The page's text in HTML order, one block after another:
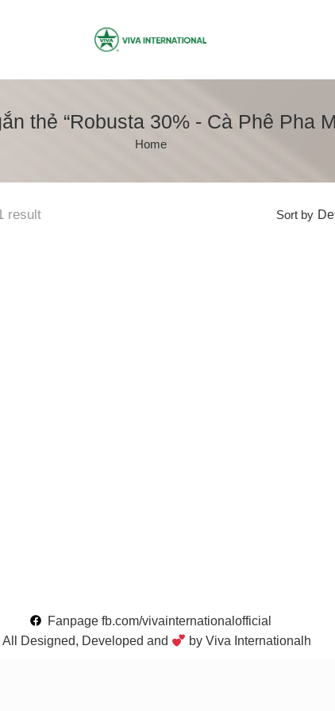
thẻ “Robusta 30% - Cà Phê Pha
Home
result Sort by
Fanpage fb.com/vivainternationalofficial
Designed, Developed and
by Viva Internationalh